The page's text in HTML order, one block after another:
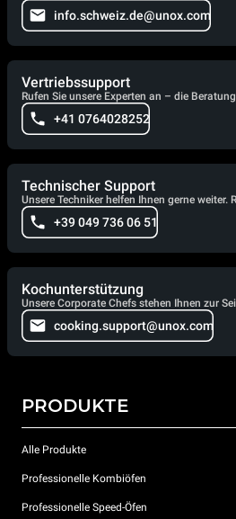
info.schweiz.de@unox.com
Vertriebssupport
Rufen Sie unsere Experten an – die
+41 0764028252
Technischer Support
Unsere Techniker helfen Ihnen gerne weiter.
+39 049 736 06 51
Kochunterstützung
Unsere Corporate Chefs stehen Ihnen zur
cooking.support@unox.com
PRODUKTE
Alle Produkte
Professionelle Kombiöfen
Professionelle Speed-Öfen